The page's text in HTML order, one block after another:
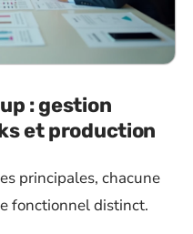
: gestion
et production
principales, chacune
fonctionnel distinct.